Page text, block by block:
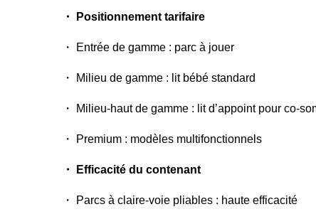
・ Positionnement tarifaire
・ Entrée de gamme : parc à jouer
・ Milieu de gamme : lit bébé standard
・ Milieu-haut de gamme : lit d’appoint pour co-
・ Premium : modèles multifonctionnels
・ Efficacité du contenant
・ Parcs à claire-voie pliables : haute efficacité